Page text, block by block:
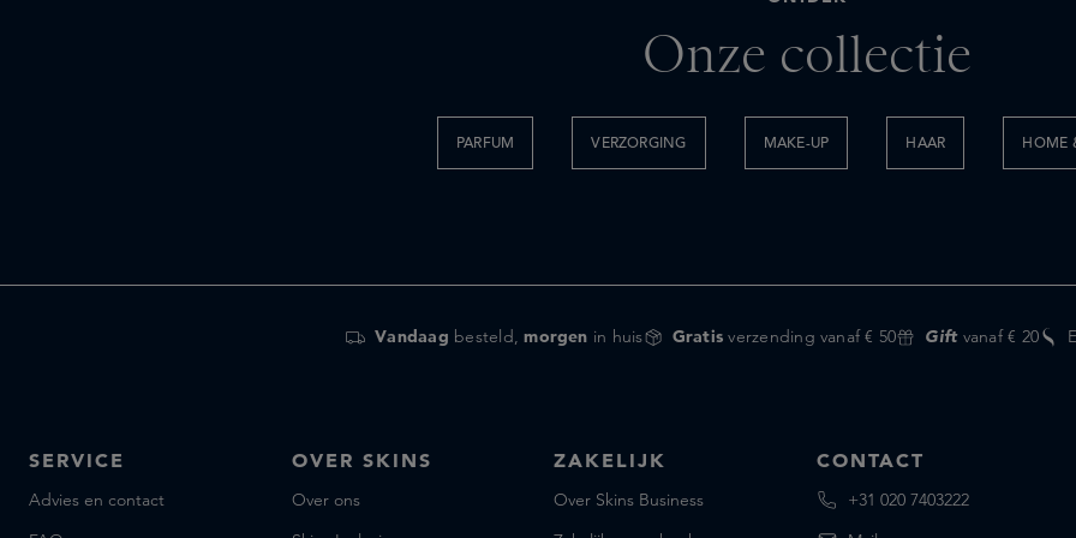
Perfumer H
ROJA London
Onze collectie
PARFUM VERZORGING MAKE-UP HAAR HOME
Vandaag besteld,morgen in huis Gratis verzending vanaf € 50 Giftvanaf € 20
SERVICE
Advies en contact
OVER SKINS
Over ons
ZAKELIJK
Over Skins Business
CONTACT
+31 020 7403222